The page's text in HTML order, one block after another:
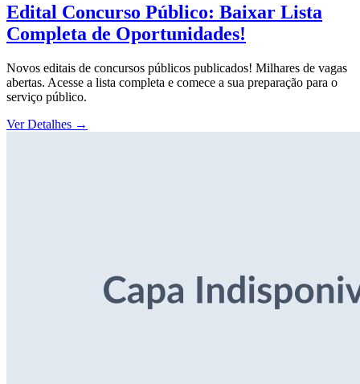
Edital Concurso Público: Baixar Lista
Completa de Oportunidades!
Novos editais de concursos públicos publicados! Milhares de vagas
abertas. Acesse a lista completa e comece a sua preparação para o
serviço público.
Ver Detalhes →